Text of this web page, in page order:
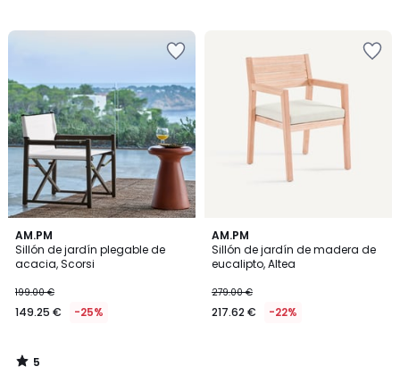
AM.PM
Sillón de jardín plegable de
acacia, Scorsi
199.00 €
149.25 € -25%
5
/
5
5
/
AM.PM
Sillón de jardín de madera de
eucalipto, Altea
279.00 €
217.62 € -22%